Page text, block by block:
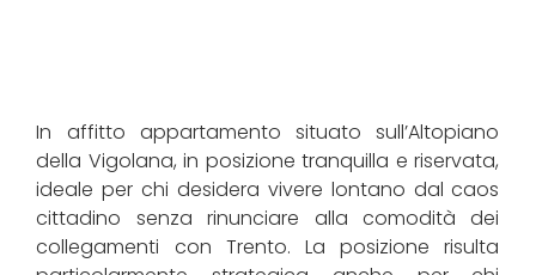
In affitto appartamento situato sull’Altopiano
della Vigolana, in posizione tranquilla e riservata,
ideale per chi desidera vivere lontano dal caos
cittadino senza rinunciare alla comodità dei
collegamenti con Trento. La posizione risulta